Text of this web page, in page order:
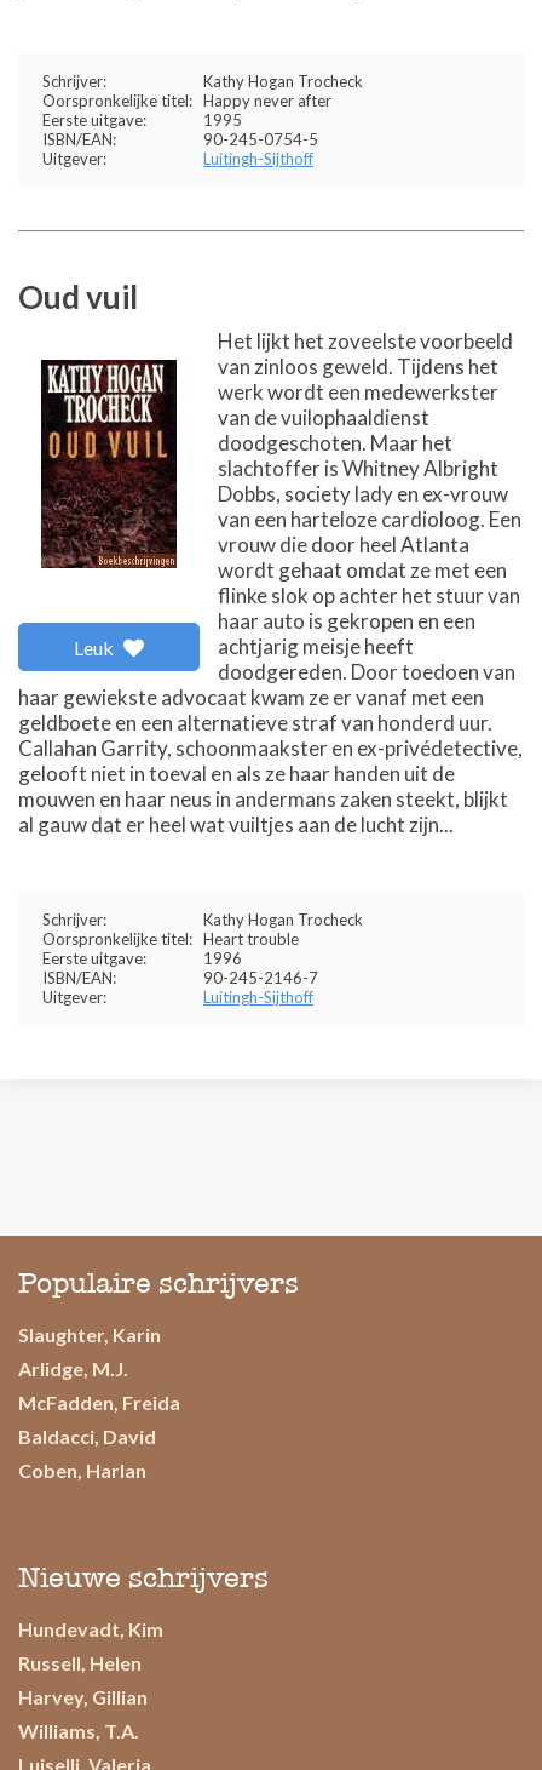
Schrijver:
Kathy Hogan Trocheck
Oorspronkelijke titel: Happy never after
Eerste uitgave:
1995
ISBN/EAN:
90-245-0754-5
Uitgever:
Luitingh-Sijthoff
Oud vuil
Leuk
Het lijkt het zoveelste voorbeeld
van zinloos geweld. Tijdens het
werk wordt een medewerkster
van de vuilophaaldienst
doodgeschoten. Maar het
slachtoffer is Whitney Albright
Dobbs, society lady en ex-vrouw
van een harteloze cardioloog. Een
vrouw die door heel Atlanta
wordt gehaat omdat ze met een
flinke slok op achter het stuur van
haar auto is gekropen en een
achtjarig meisje heeft
doodgereden. Door toedoen van
haar gewiekste advocaat kwam ze er vanaf met een
geldboete en een alternatieve straf van honderd uur.
Callahan Garrity, schoonmaakster en ex-privédetective,
gelooft niet in toeval en als ze haar handen uit de
mouwen en haar neus in andermans zaken steekt, blijkt
al gauw dat er heel wat vuiltjes aan de lucht zijn...
Schrijver:
Kathy Hogan Trocheck
Oorspronkelijke titel: Heart trouble
Eerste uitgave:
1996
ISBN/EAN:
90-245-2146-7
Uitgever:
Luitingh-Sijthoff
Populaire schrijvers
Slaughter, Karin
Arlidge, M.J.
McFadden, Freida
Baldacci, David
Coben, Harlan
Nieuwe schrijvers
Hundevadt, Kim
Russell, Helen
Harvey, Gillian
Williams, T.A.
Luiselli, Valeria